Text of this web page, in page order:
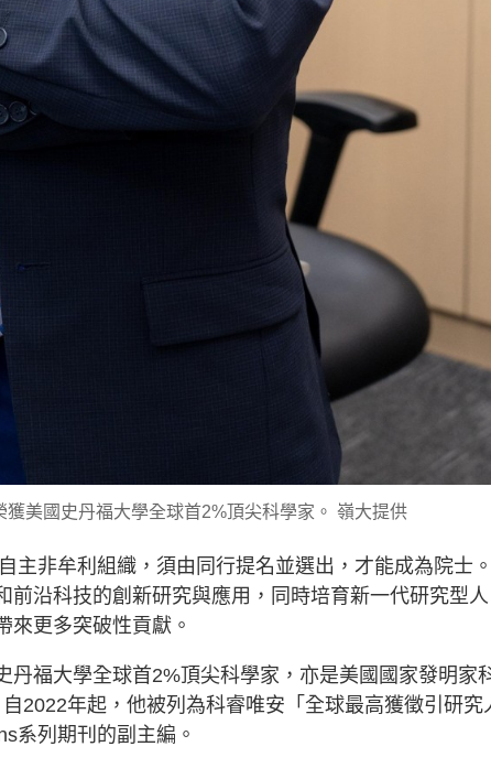
美國史丹福大學全球首2%頂尖科學家。 嶺大提供
主非牟利組織，須由同行提名並選出，才能成為院士
沿科技的創新研究與應用，同時培育新一代研究型人
來更多突破性貢獻。
丹福大學全球首2%頂尖科學家，亦是美國國家發明家
2022年起，他被列為科睿唯安「全球最高獲徵引研究
系列期刊的副主編。